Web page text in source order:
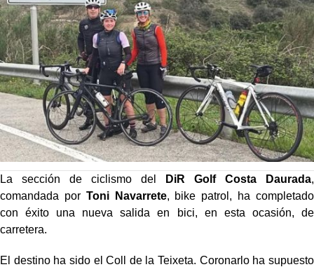
La sección de ciclismo del DiR Golf Costa Daurada,
comandada por Toni Navarrete, bike patrol, ha completado
con éxito una nueva salida en bici, en esta ocasión, de
carretera.
El destino ha sido el Coll de la Teixeta. Coronarlo ha supuesto